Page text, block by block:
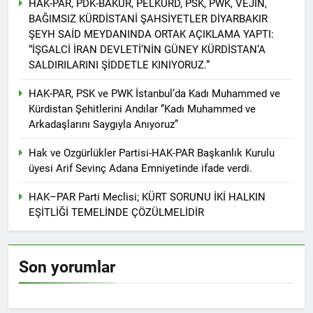
kadınlar günü.
BİRLİĞİ
1 Yıl Ago
HAK-PAR Hewler temsilcisi
Mehmet Şirin Timur; HAK-
PAR heyetine gösterilen ilgi
için teşekkür ediyoruz.
1 Yıl Ago
KURULU; ‘Kürt meselesi
PKK den ibaret değildir.’
1 Yıl Ago
*HAK-PAR Genel başkanı
RUDAW’ın düzenlediği
“Ortadoğu’nun Geleceğinde
Belirsizlikler” Formuna
katıldı*
1 Yıl Ago
HAK-PAR Genel Başkanı
Ortadoğu’nun politik
merkezine dönüşmektedir”
1 Yıl Ago
HAK-PAR, PSK VE PWK
İZMİR’İN KONAK
MEYDANINDA ORTAK
1 Yıl Ago
HAK-PAR Viyana
HAK-PAR, PDK-BAKUR, PÊLKURD, PSK, PWK, VEJÎN,
BAĞIMSIZ KÜRDİSTANİ ŞAHSİYETLER DİYARBAKIR
ŞEYH SAİD MEYDANINDA ORTAK AÇIKLAMA YAPTI:
“İŞGALCİ İRAN DEVLETİ’NİN GÜNEY KÜRDİSTAN’A
SALDIRILARINI ŞİDDETLE KINIYORUZ.”
HAK-PAR, PSK ve PWK İstanbul’da Kadı Muhammed ve
Kürdistan Şehitlerini Andılar ‘’Kadı Muhammed ve
Arkadaşlarını Saygıyla Anıyoruz’’
Hak ve Ozgürlükler Partisi-HAK-PAR Başkanlık Kurulu
üyesi Arif Sevinç Adana Emniyetinde ifade verdi.
HAK–PAR Parti Meclisi; KÜRT SORUNU İKİ HALKIN
EŞİTLİĞİ TEMELİNDE ÇÖZÜLMELİDİR
Son yorumlar